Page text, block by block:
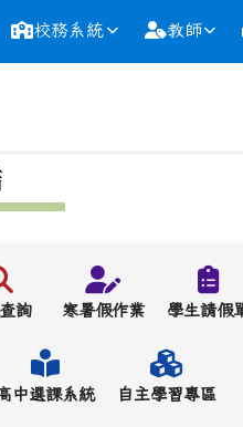
校務系統 教師
詢 寒暑假作業 學生請假
中選課系統 自主學習專區